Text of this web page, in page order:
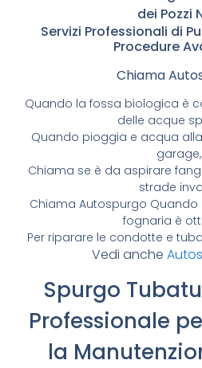
dei Pozzi
Servizi Professionali di
Procedure
Chiama
Quando la fossa biologica è
delle acque
Quando pioggia e acqua
garage,
Chiama se è da aspirare
strade
Chiama Autospurgo
fognaria è
Per riparare le condotte e
Vedi anche
Spurgo
Professionale
la